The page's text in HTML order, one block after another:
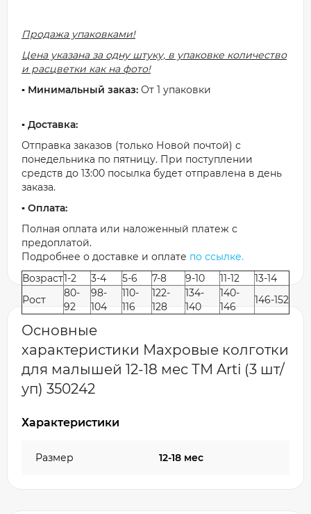
Продажа упаковками!
Цена указана за одну штуку, в упаковке количество
и расцветки как на фото!
▪️ Минимальный заказ: От 1 упаковки
▪️ Доставка:
Отправка заказов (только Новой почтой) с
понедельника по пятницу. При поступлении
средств до 13:00 посылка будет отправлена в день
заказа.
▪️ Оплата:
Полная оплата или наложенный платеж с
предоплатой.
Подробнее о доставке и оплате по ссылке.
Возраст1-2 3-4 5-6 7-8 9-10 11-12
13-14
Рост
80-
92
98-
104
110-
116
122-
128
134-
140
140-
146
146-152
Основные
характеристики Махровые колготки
для малышей 12-18 мес ТМ Arti (3 шт/
уп) 350242
Характеристики
Размер 12-18 мес